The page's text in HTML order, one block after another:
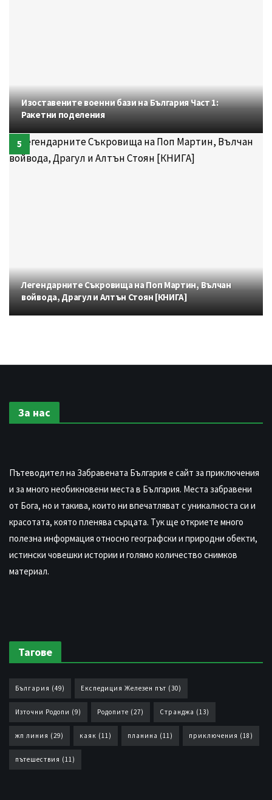
Изоставените военни бази на България Част 1:
Ракетни поделения
Легендарните Съкровища на Поп Мартин, Вълчан
войвода, Драгул и Алтън Стоян [КНИГА]
За нас
Пътеводител на Забравената България е сайт за приключения
и за много необикновени места в България. Места забравени
от Бога, но и такива, които ни впечатляват с уникалноста си и
красотата, която пленява сърцата. Тук ще откриете много
полезна информация относно географски и природни обекти,
истински човешки истории и голямо количество снимков
материал.
Тагове
България (49) Експедиция Железен път (30)
Източни Родопи (9) Родопите (27) Странджа (13)
жп линия (29) каяк (11) планина (11) приключения (18)
пътешествия (11)